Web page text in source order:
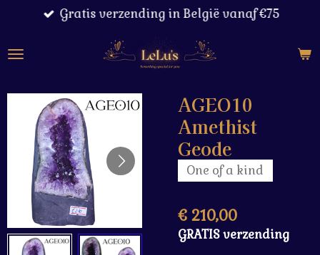
naar
Gratis verzending in België vanaf €75
AGEO10
Amethist
Geode
One of a kind
€ 210,00
GRATIS verzending